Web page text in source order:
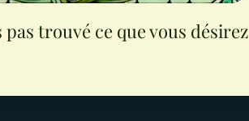
pas trouvé ce que vous désirez